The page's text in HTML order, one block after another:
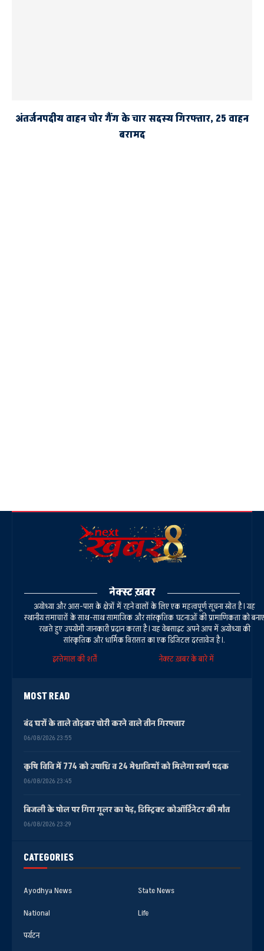
अंतर्जनपदीय वाहन चोर गैंग के चार सदस्य गिरफ्तार, 25 वाहन
बरामद
CATEGORIES
Ayodhya News
State News
National
Life
पर्यटन
नेक्स्ट ख़बर
अयोध्या और आस-पास के क्षेत्रों में रहने वालों के लिए एक महत्वपूर्ण सूचना स्रोत है। यह
स्थानीय समाचारों के साथ-साथ सामाजिक और सांस्कृतिक घटनाओं की प्रामाणिकता को बनाए
रखते हुए उपयोगी जानकारी प्रदान करता है। यह वेबसाइट अपने आप में अयोध्या की
सांस्कृतिक और धार्मिक विरासत का एक डिजिटल दस्तावेज है।.
इस्तेमाल की शर्तें
नेक्स्ट ख़बर के बारे में
MOST READ
बंद घरों के ताले तोड़कर चोरी करने वाले तीन गिरफ्तार
06/08/2026 23:55
कृषि विवि में 774 को उपाधि व 24 मेधावियों को मिलेगा स्वर्ण पदक
06/08/2026 23:45
बिजली के पोल पर गिरा गूलर का पेड़, डिस्ट्रिक्ट कोऑर्डिनेटर की मौत
06/08/2026 23:29